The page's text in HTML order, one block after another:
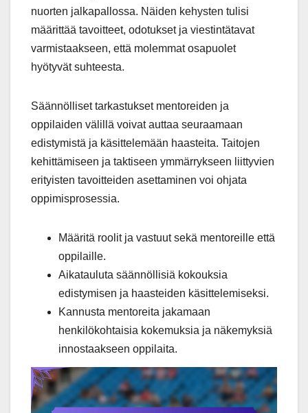
nuorten jalkapallossa. Näiden kehysten tulisi
määrittää tavoitteet, odotukset ja viestintätavat
varmistaakseen, että molemmat osapuolet
hyötyvät suhteesta.
Säännölliset tarkastukset mentoreiden ja
oppilaiden välillä voivat auttaa seuraamaan
edistymistä ja käsittelemään haasteita. Taitojen
kehittämiseen ja taktiseen ymmärrykseen liittyvien
erityisten tavoitteiden asettaminen voi ohjata
oppimisprosessia.
Määritä roolit ja vastuut sekä mentoreille että
oppilaille.
Aikatauluta säännöllisiä kokouksia
edistymisen ja haasteiden käsittelemiseksi.
Kannusta mentoreita jakamaan
henkilökohtaisia kokemuksia ja näkemyksiä
innostaakseen oppilaita.